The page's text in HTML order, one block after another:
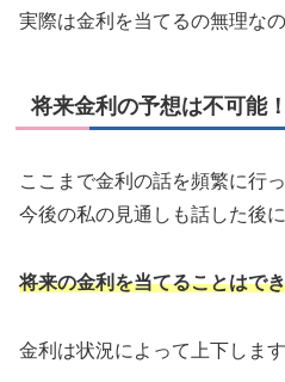
実際は金利を当てるの無理な
将来金利の予想は不可能！
ここまで金利の話を頻繁に行
今後の私の見通しも話した後
将来の金利を当てることはで
金利は状況によって上下します